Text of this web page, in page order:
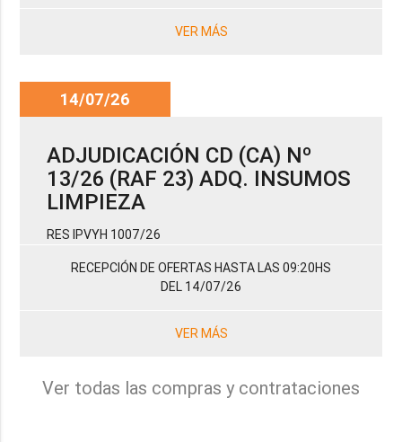
VER MÁS
14/07/26
ADJUDICACIÓN CD (CA) Nº
13/26 (RAF 23) ADQ. INSUMOS
LIMPIEZA
RES IPVYH 1007/26
RECEPCIÓN DE OFERTAS HASTA LAS 09:20HS
DEL 14/07/26
VER MÁS
Ver todas las compras y contrataciones